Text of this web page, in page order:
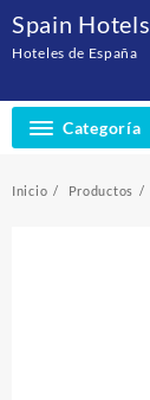
contenido
Spain Hotels
Hoteles de España
Categoría
Inicio Productos